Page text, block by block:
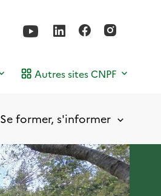
Autres sites CNPF
Se former, s'informer